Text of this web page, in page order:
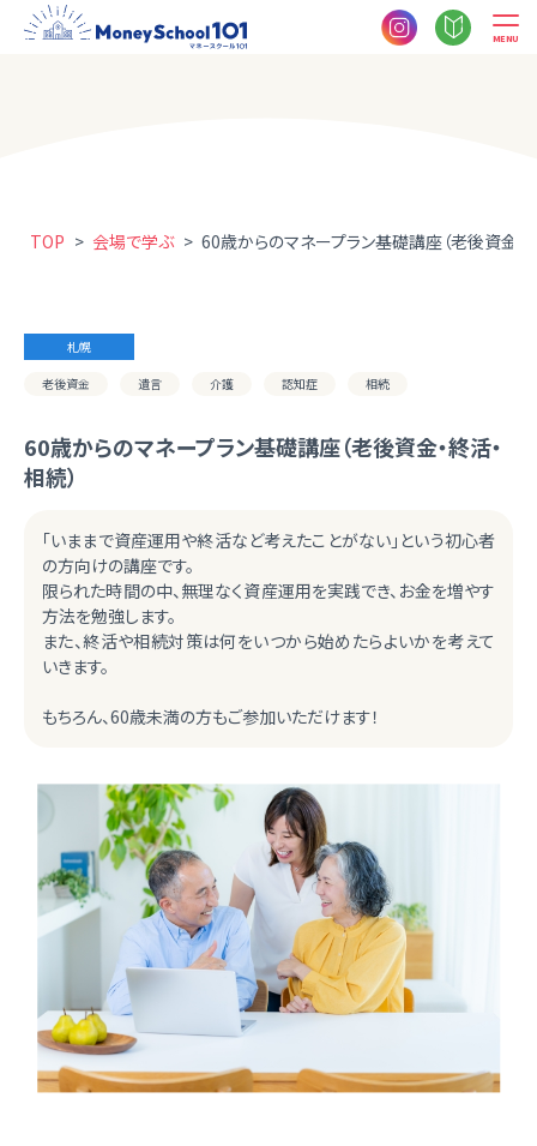
MENU
TOP > 会場で学ぶ > 60歳からのマネープラン基礎講座（老後資金・
札幌
老後資金 遺言 介護 認知症 相続
60歳からのマネープラン基礎講座（老後資金・終活・
相続）
「いままで資産運用や終活など考えたことがない」という初心者
の方向けの講座です。
限られた時間の中、無理なく資産運用を実践でき、お金を増やす
方法を勉強します。
また、終活や相続対策は何をいつから始めたらよいかを考えて
いきます。
もちろん、60歳未満の方もご参加いただけます！